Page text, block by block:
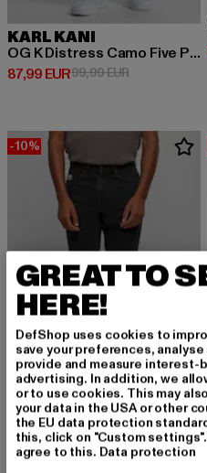
KARL KANI
OG K Distress Camo Five Pocket Denim
87,99 EUR
Derzeitiger Preis: 87,99 EUR
99,99 EURAktionspreis:
-10%
KARL KANI
Small Signature Tapered Five Pocket Denim
67,49 EUR
Derzeitiger Preis: 67,49 EUR
74,99 EURAktionspreis:
GREAT TO
HERE!
DefShop uses cookies to
save your preferences,
provide and measure interest-
advertising. In addition, we
or to use cookies. This may
your data in the USA or other
the EU data protection
this, click on "Custom
agree to this. Data protection